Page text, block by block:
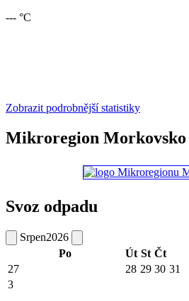
--- °C
Zobrazit podrobnější statistiky
Mikroregion Morkovsko
Svoz odpadu
Srpen2026
Po
Út St Čt
27
28 29 30 31
3